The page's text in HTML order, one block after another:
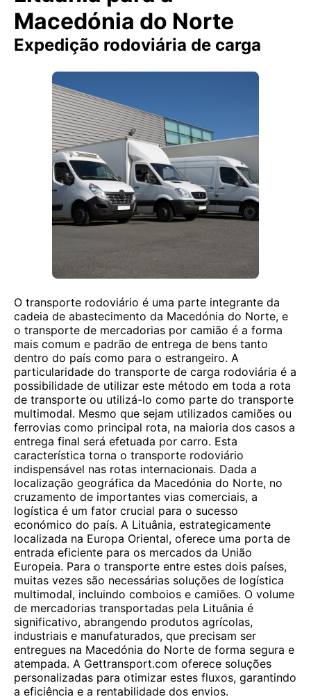
Macedónia do Norte
Expedição rodoviária de carga
O transporte rodoviário é uma parte integrante da
cadeia de abastecimento da Macedónia do Norte, e
o transporte de mercadorias por camião é a forma
mais comum e padrão de entrega de bens tanto
dentro do país como para o estrangeiro. A
particularidade do transporte de carga rodoviária é a
possibilidade de utilizar este método em toda a rota
de transporte ou utilizá-lo como parte do transporte
multimodal. Mesmo que sejam utilizados camiões ou
ferrovias como principal rota, na maioria dos casos a
entrega final será efetuada por carro. Esta
característica torna o transporte rodoviário
indispensável nas rotas internacionais. Dada a
localização geográfica da Macedónia do Norte, no
cruzamento de importantes vias comerciais, a
logística é um fator crucial para o sucesso
económico do país. A Lituânia, estrategicamente
localizada na Europa Oriental, oferece uma porta de
entrada eficiente para os mercados da União
Europeia. Para o transporte entre estes dois países,
muitas vezes são necessárias soluções de logística
multimodal, incluindo comboios e camiões. O volume
de mercadorias transportadas pela Lituânia é
significativo, abrangendo produtos agrícolas,
industriais e manufaturados, que precisam ser
entregues na Macedónia do Norte de forma segura e
atempada. A Gettransport.com oferece soluções
personalizadas para otimizar estes fluxos, garantindo
a eficiência e a rentabilidade dos envios.